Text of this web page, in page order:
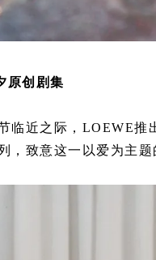
原创剧集
临近之际，LOEWE
，致意这一以爱为主